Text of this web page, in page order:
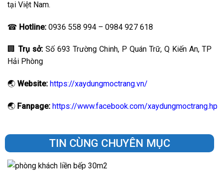
tại Việt Nam.
☎ Hotline: 0936 558 994 – 0984 927 618
🏢 Trụ sở: Số 693 Trường Chinh, P Quán Trữ, Q Kiến An, TP
Hải Phòng
🌏 Website: https://xaydungmoctrang.vn/
🌏 Fanpage: https://www.facebook.com/xaydungmoctrang.hp
TIN CÙNG CHUYÊN MỤC